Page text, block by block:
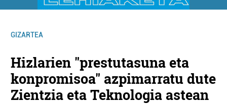
GIZARTEA
Hizlarien "prestutasuna eta
konpromisoa" azpimarratu dute
Zientzia eta Teknologia astean